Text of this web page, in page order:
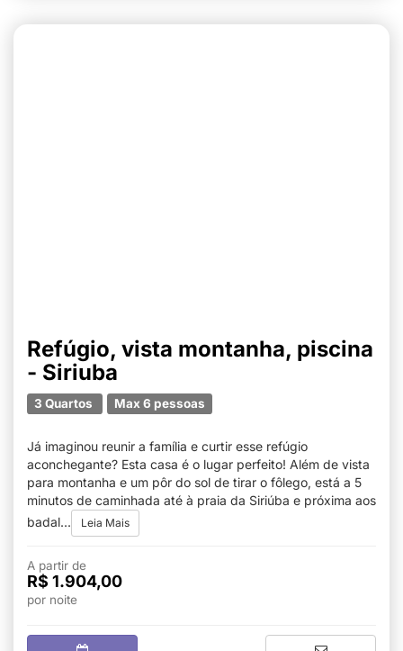
Refúgio, vista montanha, piscina
- Siriuba
3 Quartos Max 6 pessoas
Já imaginou reunir a família e curtir esse refúgio
aconchegante? Esta casa é o lugar perfeito! Além de vista
para montanha e um pôr do sol de tirar o fôlego, está a 5
minutos de caminhada até à praia da Siriúba e próxima aos
badal...
Leia Mais
A partir de
R$ 1.904,00
por noite